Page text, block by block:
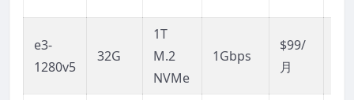
e3-
1280v5
32G
1T
M.2
NVMe
1Gbps
$99/
月